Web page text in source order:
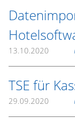
13.10.2020
TSE für
29.09.2020